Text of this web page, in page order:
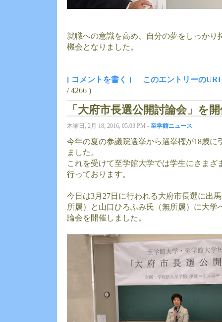
就職への意識を高め、自分の夢をしっかり
機会となりました。
[ コメントを書く ] | このエントリーの
/ 4266 )
「大府市長選公開討論会」を
木曜日, 2月 18, 2016, 05:03 PM - 至学館ニュース
今年の夏の参議院選挙から選挙権が18歳に
ました。
これを受けて至学館大学では学生にさまざ
行っております。
今日は3月27日に行われる大府市長選に出
所属）と山口ひろふみ氏（無所属）に大学
論会を開催しました。